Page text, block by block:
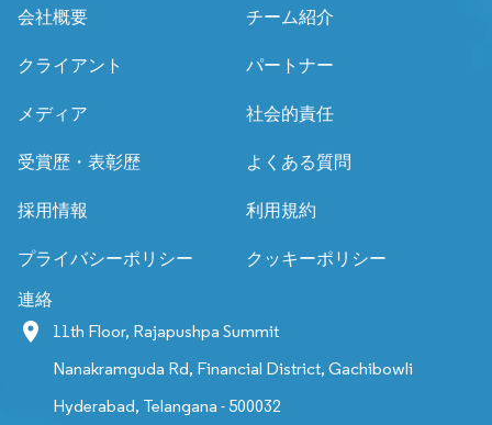
会社概要
チーム紹介
クライアント パートナー
メディア 社会的責任
受賞歴・表彰歴 よくある質問
採用情報 利用規約
プライバシーポリシー クッキーポリシー
連絡
11th Floor, Rajapushpa Summit
Nanakramguda Rd, Financial District, Gachibowli
Hyderabad, Telangana - 500032